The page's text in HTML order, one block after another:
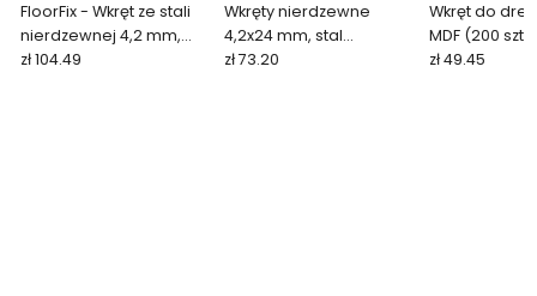
FloorFix - Wkręt ze stali
nierdzewnej 4,2 mm,
stal nierdzewna A2 (250
zł 104.49
Wkręty nierdzewne
4,2x24 mm, stal
nierdzewna A4, wkręty
zł 73.20
Wkręt do
MDF (200
zł 49.45